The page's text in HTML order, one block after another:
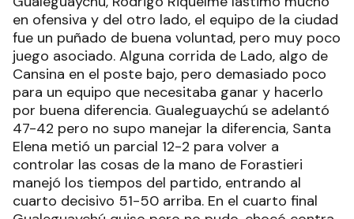
en ofensiva y del otro lado, el equipo de la ciudad
fue un puñado de buena voluntad, pero muy poco
juego asociado. Alguna corrida de Lado, algo de
Cansina en el poste bajo, pero demasiado poco
para un equipo que necesitaba ganar y hacerlo
por buena diferencia. Gualeguaychú se adelantó
47-42 pero no supo manejar la diferencia, Santa
Elena metió un parcial 12-2 para volver a
controlar las cosas de la mano de Forastieri
manejó los tiempos del partido, entrando al
cuarto decisivo 51-50 arriba. En el cuarto final